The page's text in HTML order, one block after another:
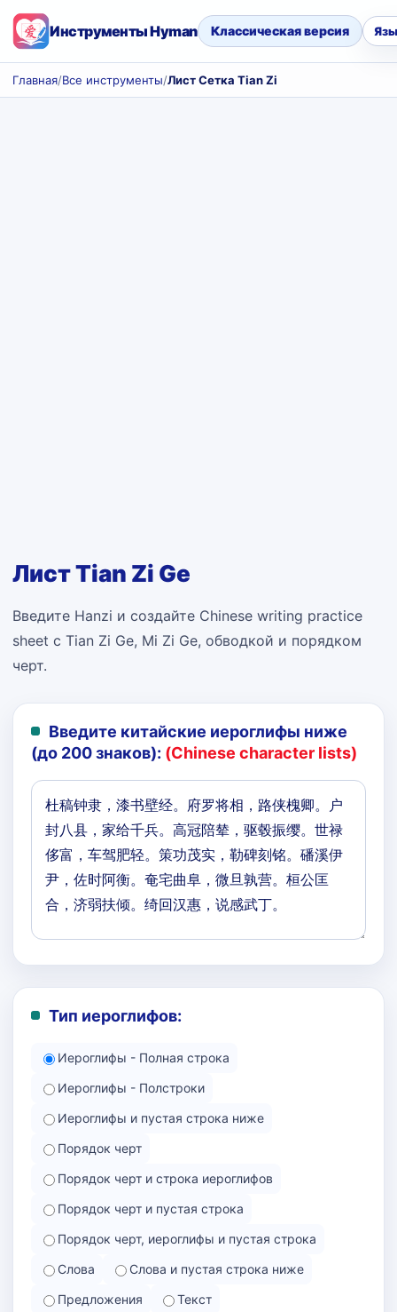
Инструменты Hyman Классическая версия
Главная/Все инструменты/Лист Сетка Tian Zi
Лист Tian Zi Ge
Введите Hanzi и создайте Chinese writing practice
sheet с Tian Zi Ge, Mi Zi Ge, обводкой и порядком
черт.
Введите китайские иероглифы ниже
(до 200 знаков): (Chinese character lists)
Тип иероглифов:
Иероглифы - Полная строка
Иероглифы - Полстроки
Иероглифы и пустая строка ниже
Порядок черт
Порядок черт и строка иероглифов
Порядок черт и пустая строка
Порядок черт, иероглифы и пустая строка
Слова
Слова и пустая строка ниже
Предложения
Текст